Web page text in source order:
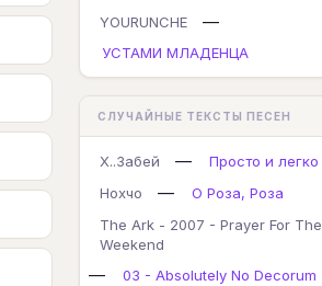
YOURUNCHE
—
УСТАМИ МЛАДЕНЦА
СЛУЧАЙНЫЕ ТЕКСТЫ ПЕСЕН
Х..Забей —
Просто и легко
Нохчо
—
О Роза, Роза
The Ark - 2007 - Prayer For The
Weekend
—
03 - Absolutely No Decorum